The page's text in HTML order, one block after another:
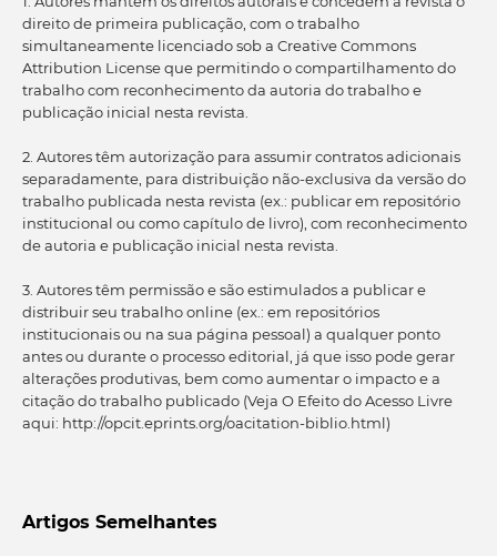
direito de primeira publicação, com o trabalho
simultaneamente licenciado sob a Creative Commons
Attribution License que permitindo o compartilhamento do
trabalho com reconhecimento da autoria do trabalho e
publicação inicial nesta revista.
2. Autores têm autorização para assumir contratos adicionais
separadamente, para distribuição não-exclusiva da versão do
trabalho publicada nesta revista (ex.: publicar em repositório
institucional ou como capítulo de livro), com reconhecimento
de autoria e publicação inicial nesta revista.
3. Autores têm permissão e são estimulados a publicar e
distribuir seu trabalho online (ex.: em repositórios
institucionais ou na sua página pessoal) a qualquer ponto
antes ou durante o processo editorial, já que isso pode gerar
alterações produtivas, bem como aumentar o impacto e a
citação do trabalho publicado (Veja O Efeito do Acesso Livre
aqui: http://opcit.eprints.org/oacitation-biblio.html)
Artigos Semelhantes